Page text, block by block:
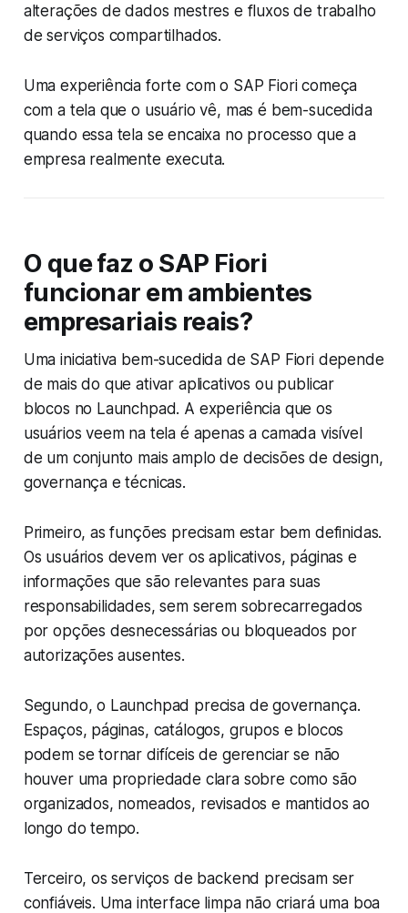
alterações de dados mestres e fluxos de trabalho
de serviços compartilhados.
Uma experiência forte com o SAP Fiori começa
com a tela que o usuário vê, mas é bem-sucedida
quando essa tela se encaixa no processo que a
empresa realmente executa.
O que faz o SAP Fiori
funcionar em ambientes
empresariais reais?
Uma iniciativa bem-sucedida de SAP Fiori depende
de mais do que ativar aplicativos ou publicar
blocos no Launchpad. A experiência que os
usuários veem na tela é apenas a camada visível
de um conjunto mais amplo de decisões de design,
governança e técnicas.
Primeiro, as funções precisam estar bem definidas.
Os usuários devem ver os aplicativos, páginas e
informações que são relevantes para suas
responsabilidades, sem serem sobrecarregados
por opções desnecessárias ou bloqueados por
autorizações ausentes.
Segundo, o Launchpad precisa de governança.
Espaços, páginas, catálogos, grupos e blocos
podem se tornar difíceis de gerenciar se não
houver uma propriedade clara sobre como são
organizados, nomeados, revisados e mantidos ao
longo do tempo.
Terceiro, os serviços de backend precisam ser
confiáveis. Uma interface limpa não criará uma boa